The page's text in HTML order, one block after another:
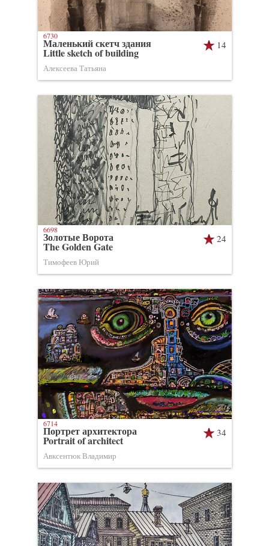
14
Маленький скетч здания
Little sketch of building
Алексеева Татьяна
6730
24
Золотые Ворота
The Golden Gate
Тимофеев Юрий
6698
34
Портрет архитектора
Portrait of architect
Авксентюк Владимир
6714